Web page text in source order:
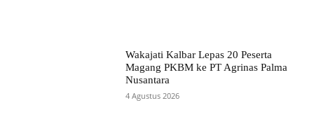
Wakajati Kalbar Lepas 20 Peserta
Magang PKBM ke PT Agrinas Palma
Nusantara
4 Agustus 2026